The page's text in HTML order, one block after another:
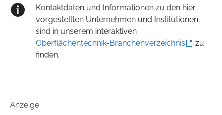
Kontaktdaten und Informationen zu den hier
vorgestellten Unternehmen und Institutionen
sind in unserem interaktiven
Oberflächentechnik-Branchenverzeichnis
zu
finden.
Anzeige